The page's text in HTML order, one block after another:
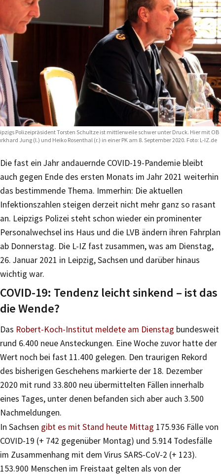
Polizeipräsident Torsten Schultze ist mittlerweile schwer unter Druck. Hier mit OB
Jung (l.) und Heiko Rosenthal (r.) in einer PK am 8. September 2020. Foto: L-IZ.de
Die fast ein Jahr andauernde COVID-19-Pandemie bleibt
auch gegen Ende des ersten Monats im Jahr 2021 weiterhin
das bestimmende Thema. Immerhin: Die aktuellen
Infektionszahlen steigen derzeit nicht mehr ganz so rasant
an. Leipzigs Polizei steht schon wieder ein prominenter
Personalwechsel ins Haus und die LVB ändern ihren Fahrplan
ab Donnerstag. Die L-IZ fast zusammen, was am Dienstag,
26. Januar 2021 in Leipzig, Sachsen und darüber hinaus
wichtig war.
COVID-19: Tendenz leicht sinkend – ist das
die Wende?
Das Robert-Koch-Institut meldete am Dienstag bundesweit
rund 6.400 neue Ansteckungen. Eine Woche zuvor hatte der
Wert noch bei fast 11.400 gelegen. Den traurigen Rekord
des bisherigen Geschehens markierte der 18. Dezember
2020 mit rund 33.800 neu übermittelten Fällen innerhalb
eines Tages, unter denen befanden sich aber auch 3.500
Nachmeldungen.
In Sachsen gibt es mit Stand heute Mittag 175.936 Fälle von
COVID-19 (+ 742 gegenüber Montag) und 5.914 Todesfälle
im Zusammenhang mit dem Virus SARS-CoV-2 (+ 123).
153.900 Menschen im Freistaat gelten als von der